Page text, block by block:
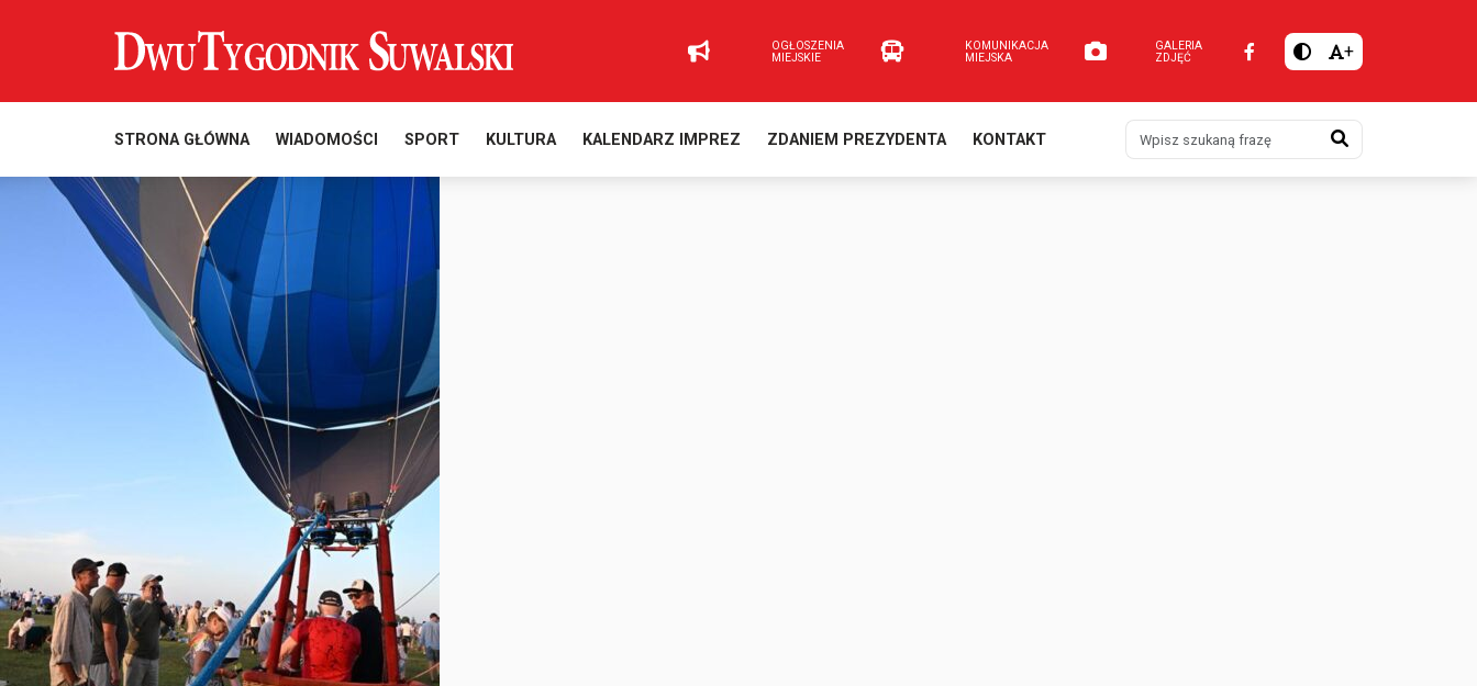
OGŁOSZENIA
MIEJSKIE
KOMUNIKACJA
MIEJSKA
GALERIA
ZDJĘĆ
+
STRONA GŁÓWNA WIADOMOŚCI SPORT KULTURA KALENDARZ IMPREZ ZDANIEM PREZYDENTA KONTAKT